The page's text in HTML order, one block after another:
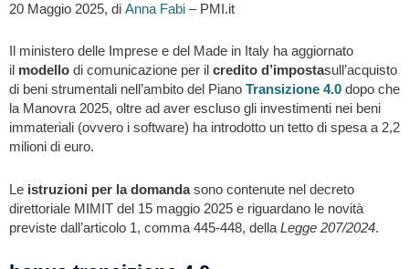
20 Maggio 2025, di Anna Fabi – PMI.it
Il ministero delle Imprese e del Made in Italy ha aggiornato
il modello di comunicazione per il credito d’impostasull’acquisto
di beni strumentali nell’ambito del Piano Transizione 4.0 dopo che
la Manovra 2025, oltre ad aver escluso gli investimenti nei beni
immateriali (ovvero i software) ha introdotto un tetto di spesa a 2,2
milioni di euro.
Le istruzioni per la domandasono contenute nel decreto
direttoriale MIMIT del 15 maggio 2025 e riguardano le novità
previste dall’articolo 1, comma 445-448, della Legge 207/2024.